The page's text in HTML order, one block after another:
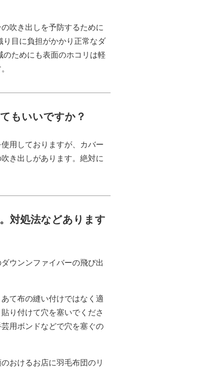
吹き出しを予防するために
目に負担がかかり正常なダ
ためにも表面のホコリは軽
もいいですか？
用しておりますが、カバー
き出しがあります。絶対に
対処法などあります
ウンンファイバーの飛び出
て布の縫い付けではなく適
り付けて穴を塞いでくださ
用ボンドなどで穴を塞ぐの
おけるお店に羽毛布団のリ